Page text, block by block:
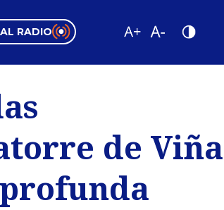
RADIO
Tendencias
Videos
de Viña